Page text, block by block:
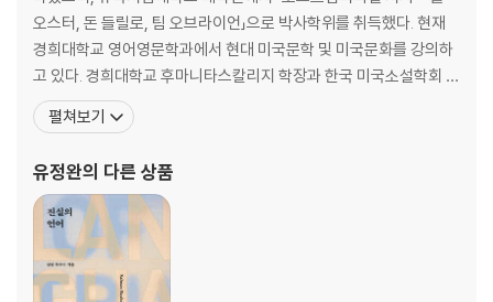
오스터, 돈 들릴로, 팀 오브라이언」으로 박사학위를 취득했다. 현재
경희대학교 영어영문학과에서 현대 미국문학 및 미국문화를 강의하
고 있다. 경희대학교 후마니타스칼리지 학장과 한국 미국소설학회 회
장을 역임했다. 논문으로 「아메리카 제국의 상흔－미 라이 학살 사건
의 과거와 현재」와 「역사의 끝에 서 있는 제국? 프랜시스 후쿠야마의
『타임퀘이크』, 『세계 정치와 문명－동서양을 넘어서』(공역)
펼쳐보기
유정완의 다른 상품